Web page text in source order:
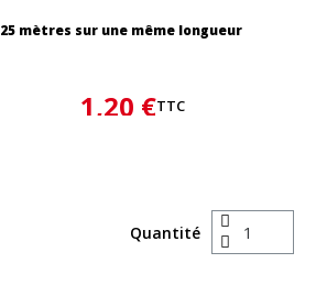
25 mètres sur une même longueur
1,20 €TTC
Quantité